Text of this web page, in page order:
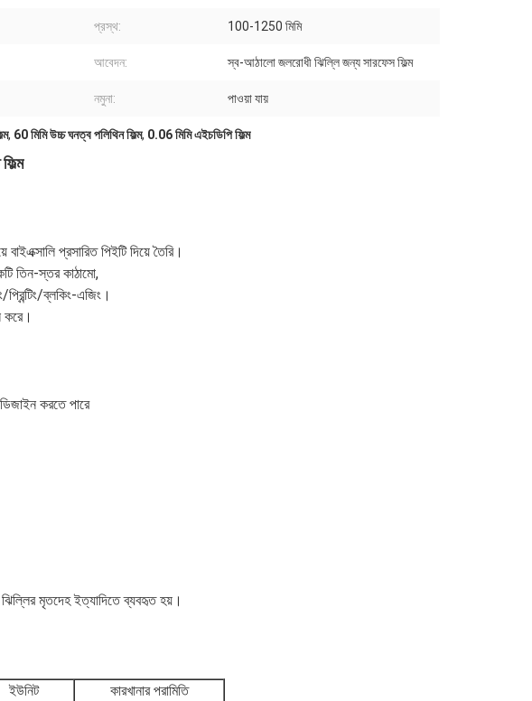
প্রস্থ: 100-1250 মিমি
আবেদন: স্ব-আঠালো জলরোধী ঝিল্লি জন্য সারফেস ফিল্ম
নমুনা: পাওয়া যায়
, 60 মিমি উচ্চ ঘনত্ব পলিথিন ফিল্ম, 0.06 মিমি এইচডিপি ফিল্ম
প্রসারিত পিইটি দিয়ে তৈরি।
তিন-স্তর কাঠামো,
প্রিন্টিং/ব্লকিং-এজিং।
করে।
করতে পারে
মৃতদেহ ইত্যাদিতে ব্যবহৃত হয়।
ইউনিট
কারখানার পরামিতি